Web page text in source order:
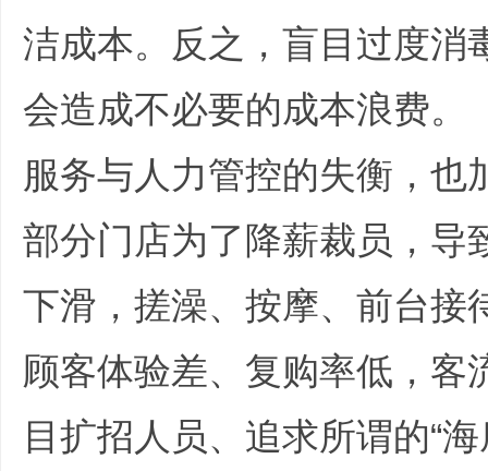
洁成本。反之，盲目过度消
会造成不必要的成本浪费。
服务与人力管控的失衡，也
部分门店为了降薪裁员，导
下滑，搓澡、按摩、前台接
顾客体验差、复购率低，客
目扩招人员、追求所谓的“